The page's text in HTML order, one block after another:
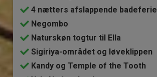
4 nætters afslappende badeferie
Negombo
Naturskøn togtur til Ella
Sigiriya-området og løveklippen
Kandy og Temple of the Tooth